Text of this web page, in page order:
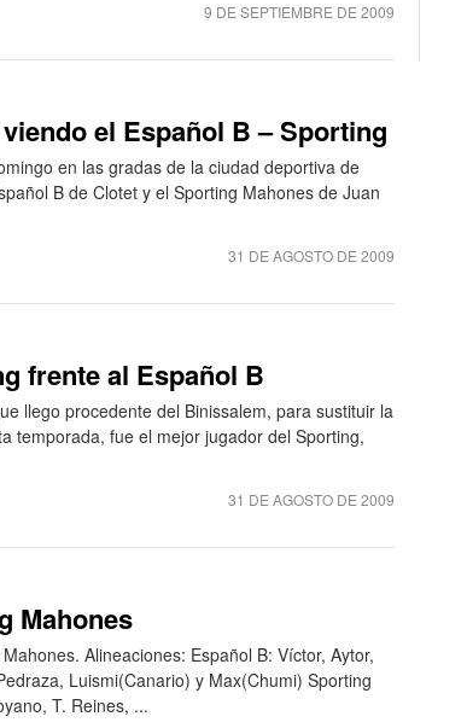
9 DE SEPTIEMBRE DE 2009
el Español B – Sporting
en las gradas de la ciudad deportiva de
B de Clotet y el Sporting Mahones de Juan
31 DE AGOSTO DE 2009
frente al Español B
llego procedente del Binissalem, para sustituir la
temporada, fue el mejor jugador del Sporting,
31 DE AGOSTO DE 2009
Mahones
Alineaciones: Español B: Víctor, Aytor,
Luismi(Canario) y Max(Chumi) Sporting
T. Reines, ...